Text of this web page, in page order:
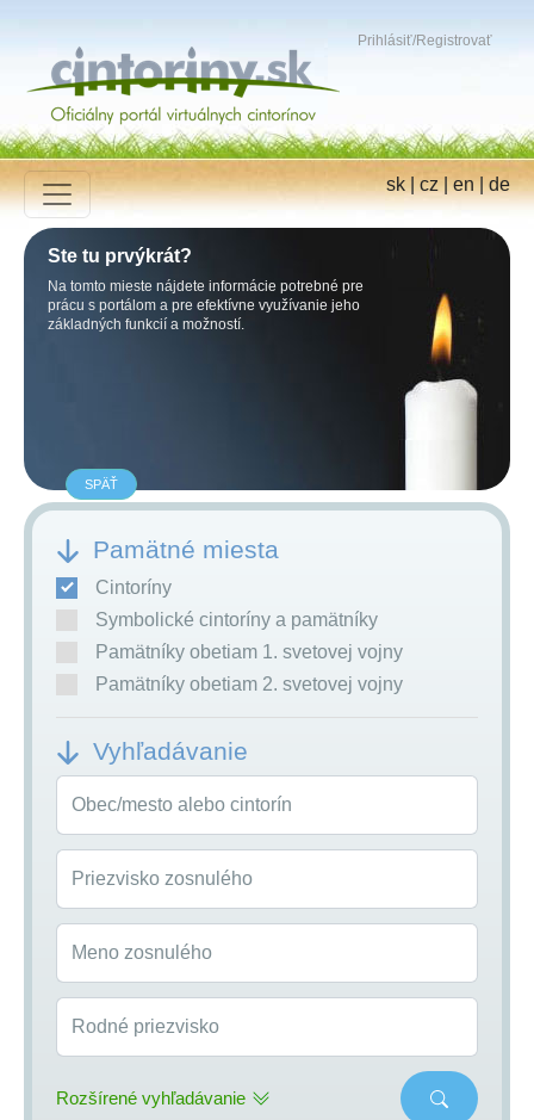
Prihlásiť/Registrovať
sk|cz|en|de
Ste tu prvýkrát?
Na tomto mieste nájdete informácie potrebné pre
prácu s portálom a pre efektívne využívanie jeho
základných funkcií a možností.
SPÄŤ
Pamätné miesta
Cintoríny
Symbolické cintoríny a pamätníky
Pamätníky obetiam 1. svetovej vojny
Pamätníky obetiam 2. svetovej vojny
Vyhľadávanie
Obec/mesto alebo cintorín
Priezvisko zosnulého
Meno zosnulého
Rodné priezvisko
Rozšírené vyhľadávanie